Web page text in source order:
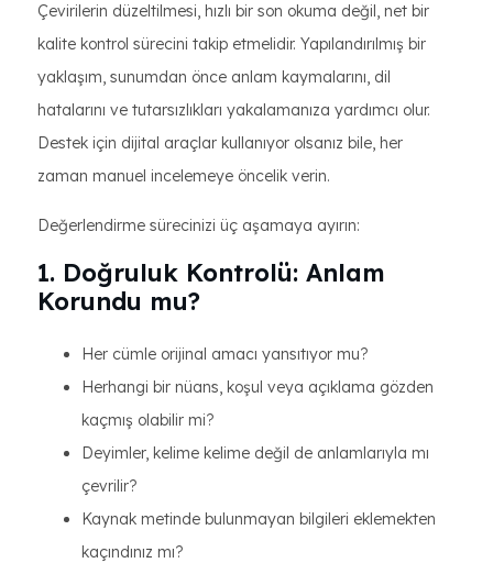
Çevirilerin düzeltilmesi, hızlı bir son okuma değil, net bir
kalite kontrol sürecini takip etmelidir. Yapılandırılmış bir
yaklaşım, sunumdan önce anlam kaymalarını, dil
hatalarını ve tutarsızlıkları yakalamanıza yardımcı olur.
Destek için dijital araçlar kullanıyor olsanız bile, her
zaman manuel incelemeye öncelik verin.
Değerlendirme sürecinizi üç aşamaya ayırın:
1. Doğruluk Kontrolü: Anlam
Korundu mu?
Her cümle orijinal amacı yansıtıyor mu?
Herhangi bir nüans, koşul veya açıklama gözden
kaçmış olabilir mi?
Deyimler, kelime kelime değil de anlamlarıyla mı
çevrilir?
Kaynak metinde bulunmayan bilgileri eklemekten
kaçındınız mı?